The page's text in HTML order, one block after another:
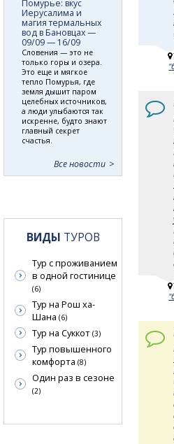
Помурье: вкус
Иерусалима и
магия термальных
вод в Бановцах —
09/09 — 16/09
Словения — это не
только горы и озера.
Это еще и мягкое
тепло Помурья, где
земля дышит паром
целебных источников,
а люди улыбаются так
искренне, будто знают
главный секрет
счастья.
Все новости
ВИДЫ ТУРОВ
Тур с проживанием
в одной гостинице
(6)
Тур на Рош ха-
Шана (6)
Тур на Суккот (3)
Тур повышенного
комфорта (8)
Один раз в сезоне
(2)